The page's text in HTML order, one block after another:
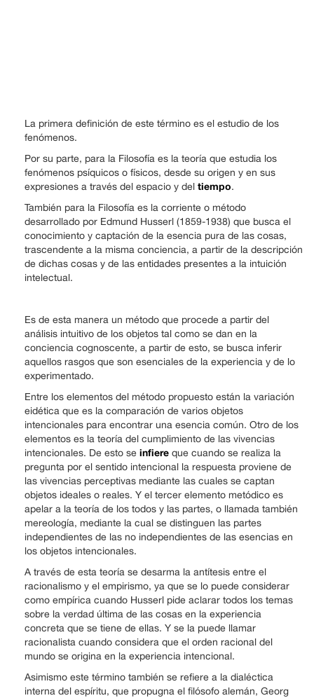
La primera definición de este término es el estudio de los
fenómenos.
Por su parte, para la Filosofía es la teoría que estudia los
fenómenos psíquicos o físicos, desde su origen y en sus
expresiones a través del espacio y del tiempo.
También para la Filosofía es la corriente o método
desarrollado por Edmund Husserl (1859-1938) que busca el
conocimiento y captación de la esencia pura de las cosas,
trascendente a la misma conciencia, a partir de la descripción
de dichas cosas y de las entidades presentes a la intuición
intelectual.
Es de esta manera un método que procede a partir del
análisis intuitivo de los objetos tal como se dan en la
conciencia cognoscente, a partir de esto, se busca inferir
aquellos rasgos que son esenciales de la experiencia y de lo
experimentado.
Entre los elementos del método propuesto están la variación
eidética que es la comparación de varios objetos
intencionales para encontrar una esencia común. Otro de los
elementos es la teoría del cumplimiento de las vivencias
intencionales. De esto se infiere que cuando se realiza la
pregunta por el sentido intencional la respuesta proviene de
las vivencias perceptivas mediante las cuales se captan
objetos ideales o reales. Y el tercer elemento metódico es
apelar a la teoría de los todos y las partes, o llamada también
mereología, mediante la cual se distinguen las partes
independientes de las no independientes de las esencias en
los objetos intencionales.
A través de esta teoría se desarma la antítesis entre el
racionalismo y el empirismo, ya que se lo puede considerar
como empírica cuando Husserl pide aclarar todos los temas
sobre la verdad última de las cosas en la experiencia
concreta que se tiene de ellas. Y se la puede llamar
racionalista cuando considera que el orden racional del
mundo se origina en la experiencia intencional.
Asimismo este término también se refiere a la dialéctica
interna del espíritu, que propugna el filósofo alemán, Georg